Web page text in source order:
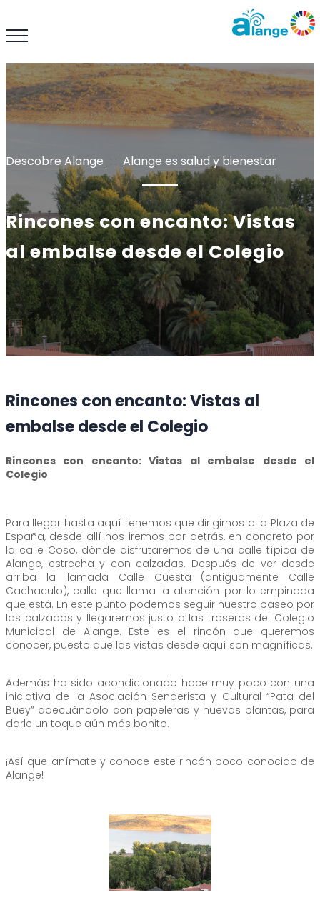
Descobre Alange Alange es salud y bienestar
Rincones con encanto: Vistas
al embalse desde el Colegio
Rincones con encanto: Vistas al
embalse desde el Colegio
Rincones con encanto: Vistas al embalse desde el
Colegio
Para llegar hasta aquí tenemos que dirigirnos a la Plaza de
España, desde allí nos iremos por detrás, en concreto por
la calle Coso, dónde disfrutaremos de una calle típica de
Alange, estrecha y con calzadas. Después de ver desde
arriba la llamada Calle Cuesta (antiguamente Calle
Cachaculo), calle que llama la atención por lo empinada
que está. En este punto podemos seguir nuestro paseo por
las calzadas y llegaremos justo a las traseras del Colegio
Municipal de Alange. Este es el rincón que queremos
conocer, puesto que las vistas desde aquí son magníficas.
Además ha sido acondicionado hace muy poco con una
iniciativa de la Asociación Senderista y Cultural “Pata del
Buey” adecuándolo con papeleras y nuevas plantas, para
darle un toque aún más bonito.
¡Así que anímate y conoce este rincón poco conocido de
Alange!